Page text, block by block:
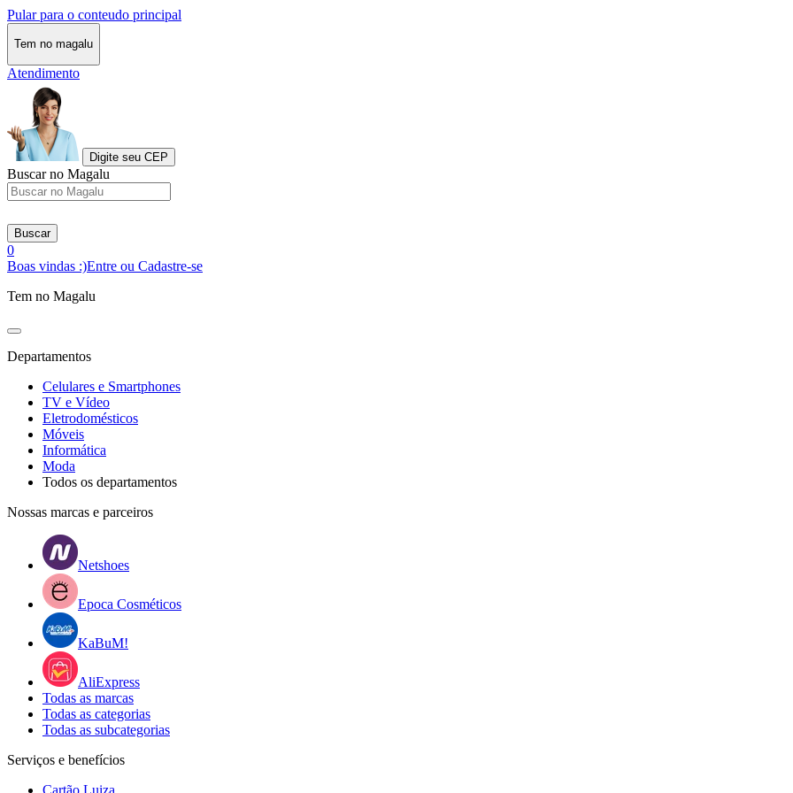
Pular para o conteudo principal
Tem no magalu
Atendimento
Digite seu CEP
Buscar no Magalu
Buscar
0
Boas vindas :)Entre ou Cadastre-se
Tem no Magalu
Departamentos
Celulares e Smartphones
TV e Vídeo
Eletrodomésticos
Móveis
Informática
Moda
Todos os departamentos
Nossas marcas e parceiros
Netshoes
Epoca Cosméticos
KaBuM!
AliExpress
Todas as marcas
Todas as categorias
Todas as subcategorias
Serviços e benefícios
Cartão Luiza